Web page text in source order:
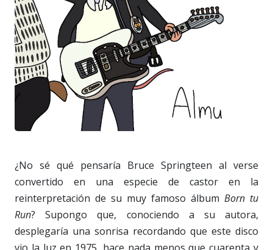
¿No sé qué pensaría Bruce Springteen al verse
convertido en una especie de castor en la
reinterpretación de su muy famoso álbum Born tu
Run? Supongo que, conociendo a su autora,
desplegaría una sonrisa recordando que este disco